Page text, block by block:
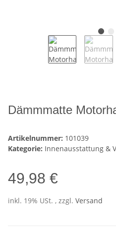
Dämmmatte
Artikelnummer: 101039
Kategorie: Innenausstattung &
49,98 €
inkl. 19% USt. , zzgl. Versand